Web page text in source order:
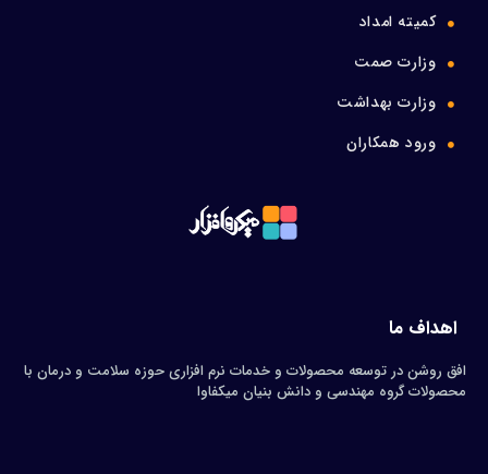
کمیته امداد
وزارت صمت
وزارت بهداشت
ورود همکاران
اهداف ما
افق روشن در توسعه محصولات و خدمات نرم افزاری حوزه سلامت و درمان با
محصولات گروه مهندسی و دانش بنیان میکفاوا